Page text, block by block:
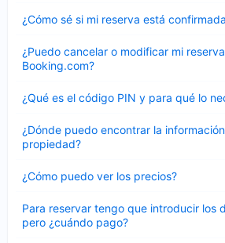
¿Cómo sé si mi reserva está
cerrado
¿Puedo cancelar o modificar mi
Booking.com?
cerrado
¿Qué es el código PIN y para qué lo
cerrado
¿Dónde puedo encontrar la
propiedad?
cerrado
¿Cómo puedo ver los precios?
cerrado
Para reservar tengo que introducir los
pero ¿cuándo pago?
cerrado